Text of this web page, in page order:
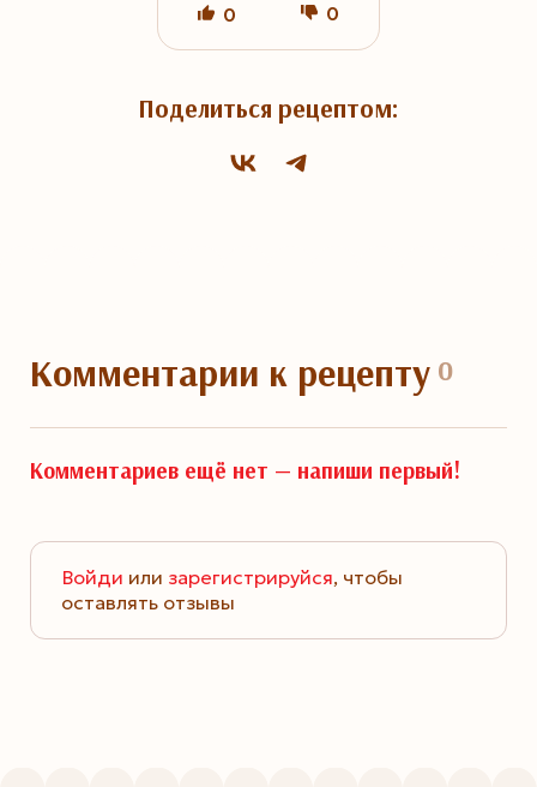
0 0
Поделиться рецептом:
Комментарии к рецепту0
Комментариев ещё нет — напиши первый!
Войди или зарегистрируйся, чтобы
оставлять отзывы